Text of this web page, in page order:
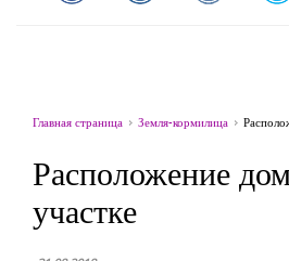
Главная страница Земля-кормилица
Расположение
участке